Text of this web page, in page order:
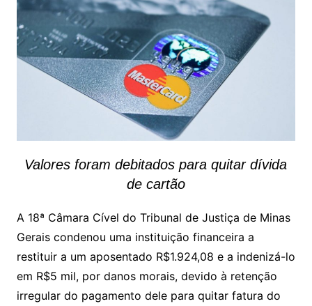
Valores foram debitados para quitar dívida
de cartão
A 18ª Câmara Cível do Tribunal de Justiça de Minas
Gerais condenou uma instituição financeira a
restituir a um aposentado R$1.924,08 e a indenizá-lo
em R$5 mil, por danos morais, devido à retenção
irregular do pagamento dele para quitar fatura do